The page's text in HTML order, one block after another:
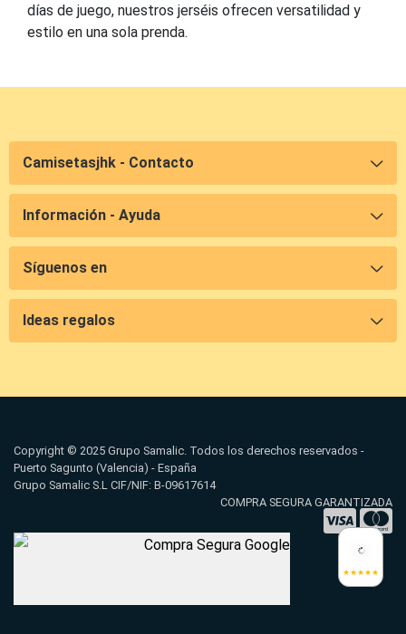
★★★★★
días de juego, nuestros jerséis ofrecen versatilidad y
estilo en una sola prenda.
Camisetasjhk - Contacto
Información - Ayuda
Síguenos en
Ideas regalos
Copyright © 2025 Grupo Samalic. Todos los derechos reservados -
Puerto Sagunto (Valencia) - España
Grupo Samalic S.L CIF/NIF: B-09617614
COMPRA SEGURA GARANTIZADA